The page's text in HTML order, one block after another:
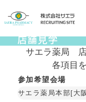
店舗見学
サエラ薬局
各項目
参加希望会場
サエラ薬局本部[大